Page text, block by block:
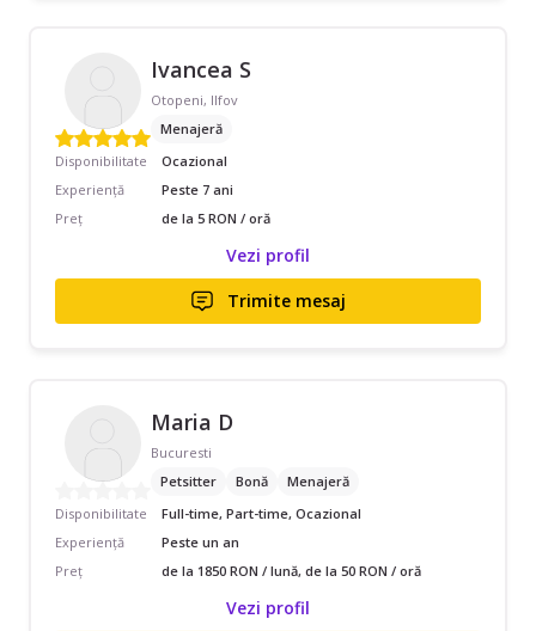
Ivancea S
Otopeni, Ilfov
Menajeră
Disponibilitate
Ocazional
Experiență
Peste 7 ani
Preț
de la 5 RON / oră
Vezi profil
Trimite mesaj
Maria D
Bucuresti
Petsitter
Bonă
Menajeră
Disponibilitate
Full-time, Part-time, Ocazional
Experiență
Peste un an
Preț
de la 1850 RON / lună, de la 50 RON / oră
Vezi profil